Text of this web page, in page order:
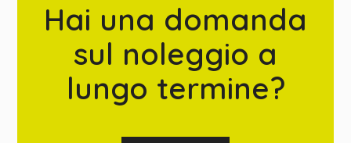
Hai una domanda
sul noleggio a
lungo termine?